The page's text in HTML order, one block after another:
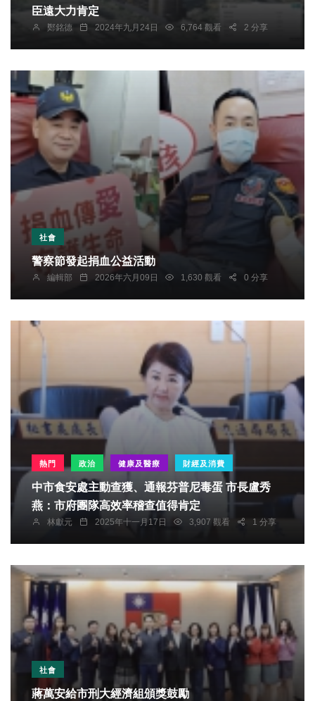
臣遠大力肯定
鄭銘德 2024年九月24日 6,764 觀看 2 分享
社會
警察節發起捐血公益活動
編輯部 2026年六月09日 1,630 觀看 0 分享
熱門 政治 健康及醫療 財經及消費
中市食安處主動查獲、通報芬普尼毒蛋 市長盧秀
燕：市府團隊高效率稽查值得肯定
林獻元 2025年十一月17日 3,907 觀看 1 分享
社會
蔣萬安給市刑大經濟組頒獎鼓勵